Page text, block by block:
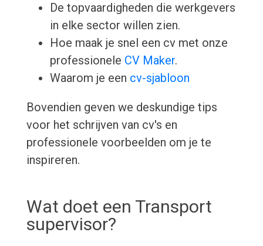
De topvaardigheden die werkgevers
in elke sector willen zien.
Hoe maak je snel een cv met onze
professionele CV Maker.
Waarom je een cv-sjabloon
Bovendien geven we deskundige tips
voor het schrijven van cv's en
professionele voorbeelden om je te
inspireren.
Wat doet een Transport
supervisor?